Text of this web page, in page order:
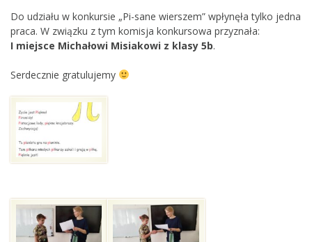
Do udziału w konkursie „Pi-sane wierszem” wpłynęła tylko jedna
praca. W związku z tym komisja konkursowa przyznała:
I miejsce Michałowi Misiakowi z klasy 5b.
Serdecznie gratulujemy